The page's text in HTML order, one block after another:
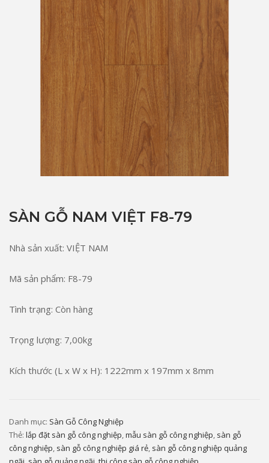
SÀN GỖ NAM VIỆT F8-79
Nhà sản xuất: VIỆT NAM
Mã sản phẩm: F8-79
Tình trạng: Còn hàng
Trọng lượng: 7,00kg
Kích thước (L x W x H): 1222mm x 197mm x 8mm
Danh mục: Sàn Gỗ Công Nghiệp
Thẻ: lắp đặt sàn gỗ công nghiệp,mẫu sàn gỗ công nghiệp, sàn gỗ
công nghiệp, sàn gỗ công nghiệp giá rẻ, sàn gỗ công nghiệp quảng